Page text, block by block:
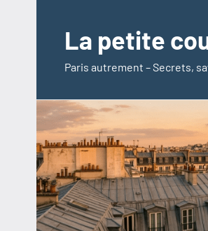
contenuLa petite
Paris autrement – Secrets,